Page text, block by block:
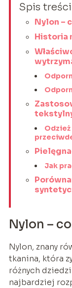
Spis
Nylon –
Historia
Jak
Nylon –
Nylon, znany
tkanina, która
różnych
najbardziej